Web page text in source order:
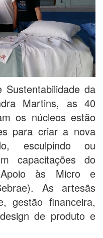
da
Martins, as 40
os núcleos estão
para criar a nova
esculpindo ou
capacitações do
às Micro e
As artesãs
gestão financeira,
de produto e